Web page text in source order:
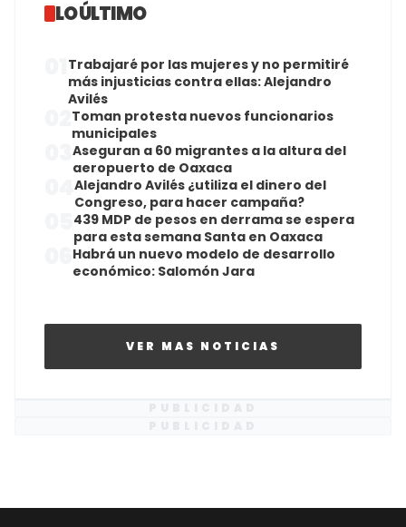
LO ÚLTIMO
Trabajaré por las mujeres y no permitiré
más injusticias contra ellas: Alejandro
Avilés
Toman protesta nuevos funcionarios
municipales
Aseguran a 60 migrantes a la altura del
aeropuerto de Oaxaca
Alejandro Avilés ¿utiliza el dinero del
Congreso, para hacer campaña?
439 MDP de pesos en derrama se espera
para esta semana Santa en Oaxaca
Habrá un nuevo modelo de desarrollo
económico: Salomón Jara
VER MAS NOTICIAS